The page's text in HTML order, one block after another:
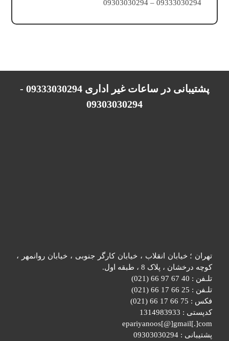
09333030294 – 09303030294
پشتیبانی در ساعات غیر اداری 09333030294 -
09303030294
تهران ؛ خیابان انقلاب ، خیابان کارگر جنوبی ، خیابان روانمهر ،
کوچه درخشان ، پلاک 8 ، طبقه اول.
تلـفن : 40 67 97 66 (021)
تلـفن : 25 66 17 66 (021)
فکس : 75 66 17 66 (021)
کدپستی : 1314983933
epariyanoos[@]gmail[.]com
پشتیبانی : 09303030294